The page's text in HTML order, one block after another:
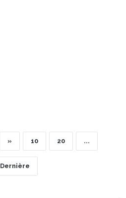
» 10 20 ...
Dernière